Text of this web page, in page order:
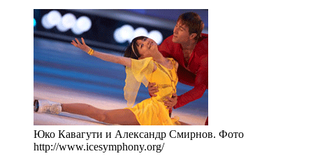
Юко Кавагути и Александр Смирнов. Фото
http://www.icesymphony.org/